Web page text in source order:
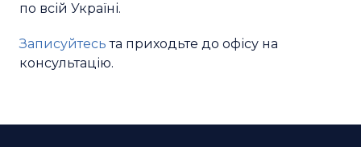
по всій Україні.
Записуйтесьта приходьте до офісу на
консультацію.